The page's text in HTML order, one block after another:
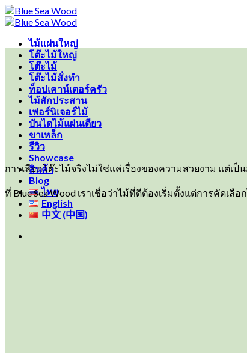
Skip
to
ไม้แผ่นใหญ่
โต๊ะไม้ใหญ่
โต๊ะไม้
โต๊ะไม้สั่งทำ
ท็อปเคาน์เตอร์ครัว
ไม้สักประสาน
เฟอร์นิเจอร์ไม้
บันไดไม้แผ่นเดียว
ขาเหล็ก
รีวิว
Showcase
สินค้า
Blog
ไทย
English
中文 (中国)
การเลือกโต๊ะไม้จริงไม่ใช่แค่เรื่องของความสวยงาม แต่
ที่ Blue Sea Wood เราเชื่อว่าไม้ที่ดีต้องเริ่มตั้งแต่การคัดเ